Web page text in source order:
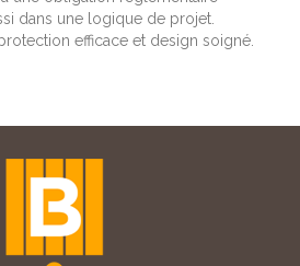
dans une logique de projet.
efficace et design soigné.